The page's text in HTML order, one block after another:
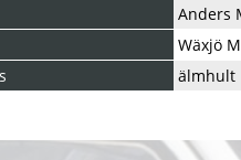
Anders
Wäxjö
älmhult